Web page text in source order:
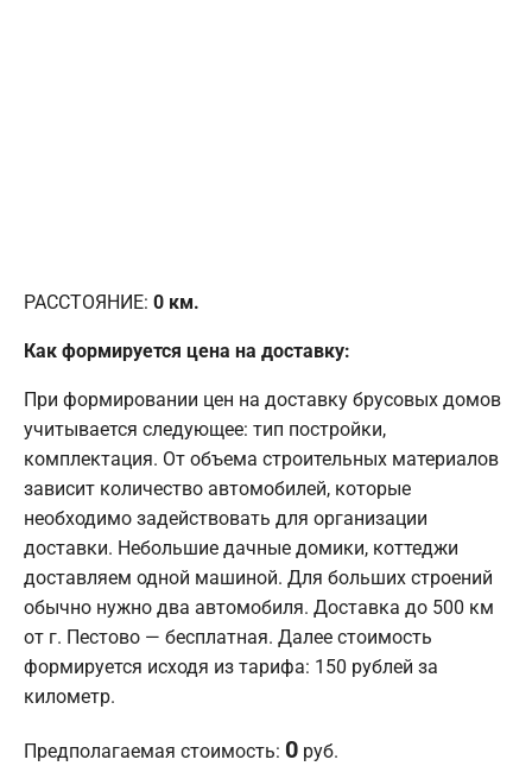
РАССТОЯНИЕ: 0 км.
Как формируется цена на доставку:
При формировании цен на доставку брусовых домов
учитывается следующее: тип постройки,
комплектация. От объема строительных материалов
зависит количество автомобилей, которые
необходимо задействовать для организации
доставки. Небольшие дачные домики, коттеджи
доставляем одной машиной. Для больших строений
обычно нужно два автомобиля. Доставка до 500 км
от г. Пестово — бесплатная. Далее стоимость
формируется исходя из тарифа: 150 рублей за
километр.
Предполагаемая стоимость: 0 руб.